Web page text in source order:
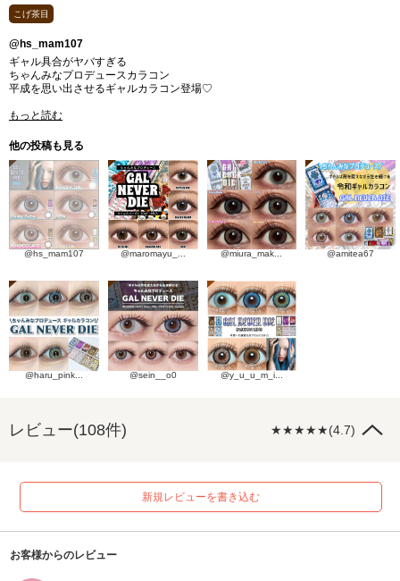
こげ茶目
@hs_mam107
ギャル具合がヤバすぎる
⁡ちゃんみなプロデュースカラコン
平成を思い出させるギャルカラコン登場♡
もっと読む
他の投稿も見る
@hs_mam107 @maromayu_... @miura_mak... @amitea67
@haru_pink... @sein__o0 @y_u_u_m_i...
レビュー(108件) ★★★★★(4.7)
新規レビューを書き込む
お客様からのレビュー